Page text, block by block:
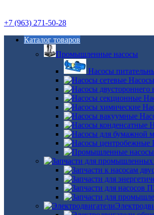
+7 (963) 271-50-28
Каталог товаров
Промышленные насосы
Насосы